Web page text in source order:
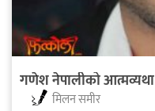
गणेश नेपालीको आत्मव्यथा
मिलन समीर